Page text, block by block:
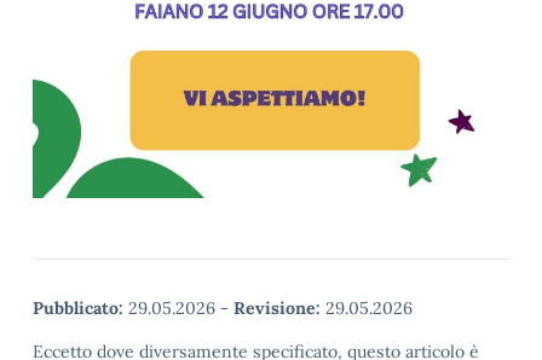
Pubblicato: 29.05.2026 - Revisione: 29.05.2026
Eccetto dove diversamente specificato, questo articolo è